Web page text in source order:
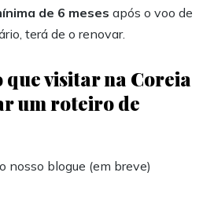
de 6 meses após o voo de
terá de o renovar.
que visitar na Coreia
um roteiro de
nosso blogue (em breve)